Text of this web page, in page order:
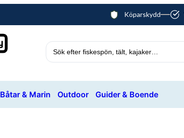
Köparskydd
Båtar & Marin Outdoor Guider & Boende